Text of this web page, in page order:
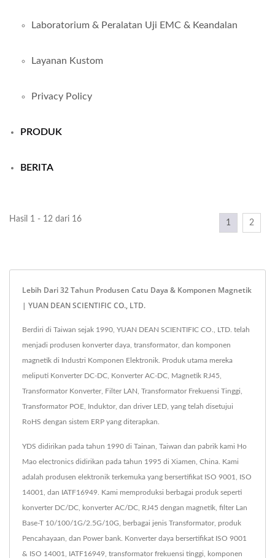
Laboratorium & Peralatan Uji EMC & Keandalan
Layanan Kustom
Privacy Policy
PRODUK
BERITA
Hasil 1 - 12 dari 16 1 2
Lebih Dari 32 Tahun Produsen Catu Daya & Komponen Magnetik
| YUAN DEAN SCIENTIFIC CO., LTD.
Berdiri di Taiwan sejak 1990, YUAN DEAN SCIENTIFIC CO., LTD. telah
menjadi produsen konverter daya, transformator, dan komponen
magnetik di Industri Komponen Elektronik. Produk utama mereka
meliputi Konverter DC-DC, Konverter AC-DC, Magnetik RJ45,
Transformator Konverter, Filter LAN, Transformator Frekuensi Tinggi,
Transformator POE, Induktor, dan driver LED, yang telah disetujui
RoHS dengan sistem ERP yang diterapkan.
YDS didirikan pada tahun 1990 di Tainan, Taiwan dan pabrik kami Ho
Mao electronics didirikan pada tahun 1995 di Xiamen, China. Kami
adalah produsen elektronik terkemuka yang bersertifikat ISO 9001, ISO
14001, dan IATF16949. Kami memproduksi berbagai produk seperti
konverter DC/DC, konverter AC/DC, RJ45 dengan magnetik, filter Lan
Base-T 10/100/1G/2.5G/10G, berbagai jenis Transformator, produk
Pencahayaan, dan Power bank. Konverter daya bersertifikat ISO 9001
& ISO 14001, IATF16949, transformator frekuensi tinggi, komponen